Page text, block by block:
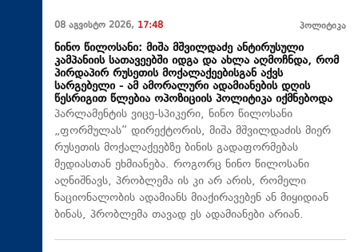
08 აგვისტო 2026, 17:48 პოლიტიკა
ნინო წილოსანი: მიშა მშვილდაძე ანტირუსული
კამპანიის სათავეებში იდგა და ახლა აღმოჩნდა, რომ
პირდაპირ რუსეთის მოქალაქეებისგან აქვს
სარგებელი - ამ ამორალური ადამიანების დღის
წესრიგით წლებია ოპოზიციის პოლიტიკა იქმნებოდა
პარლამენტის ვიცე-სპიკერი, ნინო წილოსანი
„ფორმულას“ დირექტორის, მიშა მშვილდაძის მიერ
რუსეთის მოქალაქეებზე ბინის გადაფორმებას
მედიასთან ეხმიანება. როგორც ნინო წილოსანი
აღნიშნავს, პრობლემა ის კი არ არის, რომელი
ნაციონალობის ადამიანს მიაქირავებენ ან მიყიდიან
ბინას, პრობლემა თავად ეს ადამიანები არიან.